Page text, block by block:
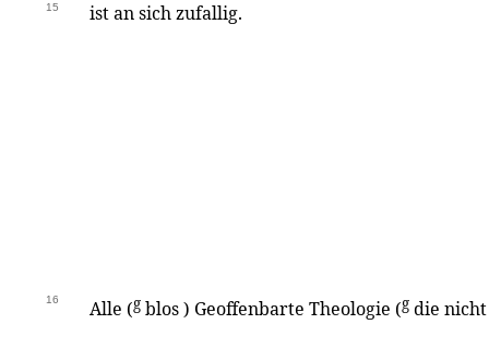
15 ist an sich zufallig.
16 Alle (g blos ) Geoffenbarte Theologie (g die